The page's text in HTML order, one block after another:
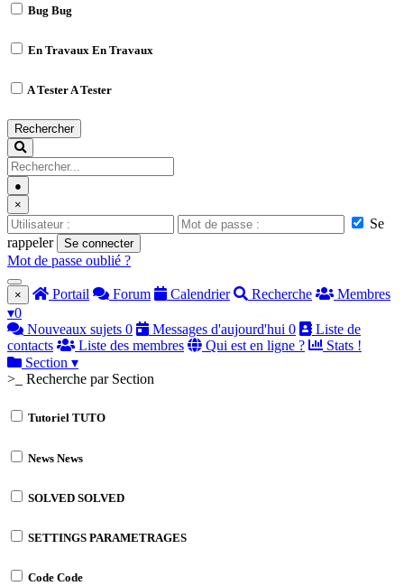
Bug Bug
En Travaux En Travaux
A TesterA Tester
Rechercher
●
×
Se
rappeler
Se connecter
Mot de passe oublié ?
× Portail Forum Calendrier Recherche
Membres
▾0
Nouveaux sujets 0 Messages d'aujourd'hui 0
Liste de
contacts
Liste des membres Qui est en ligne ?
Stats !
Section ▾
>_ Recherche par Section
Tutoriel TUTO
News News
SOLVED SOLVED
SETTINGS PARAMETRAGES
Code Code